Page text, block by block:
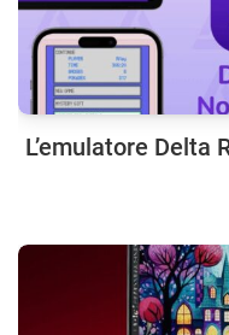
L’emulatore Delta